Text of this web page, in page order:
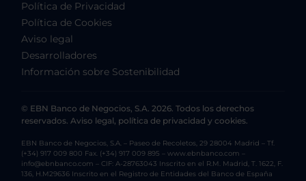
Política de Privacidad
Política de Cookies
Aviso legal
Desarrolladores
Información sobre Sostenibilidad
© EBN Banco de Negocios, S.A. 2026. Todos los derechos
reservados. Aviso legal, política de privacidad y cookies.
EBN Banco de Negocios, S.A. – Paseo de Recoletos, 29 28004 Madrid – Tf.
(+34) 917 009 800 Fax. (+34) 917 009 895 – www.ebnbanco.com –
info@ebnbanco.com – CIF: A-28763043 Inscrito en el R.M. Madrid, T. 1622, F.
136, H.M29636 Inscrito en el Registro de Entidades del Banco de España